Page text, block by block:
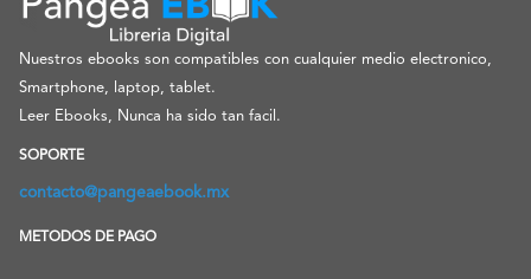
Nuestros ebooks son compatibles con cualquier medio electronico,
Smartphone, laptop, tablet.
Leer Ebooks, Nunca ha sido tan facil.
SOPORTE
contacto@pangeaebook.mx
METODOS DE PAGO